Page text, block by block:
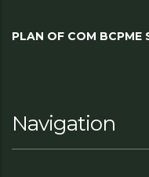
PLAN OF COM
Navigation